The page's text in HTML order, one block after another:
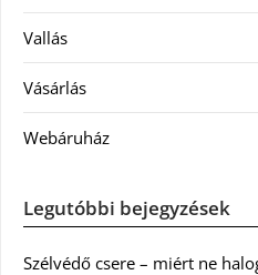
Vallás
Vásárlás
Webáruház
Legutóbbi bejegyzések
Szélvédő csere – miért ne